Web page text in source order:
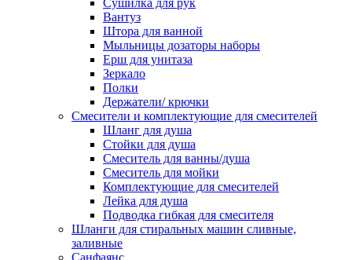
Сушилка для рук
Вантуз
Штора для ванной
Мыльницы дозаторы наборы
Ерш для унитаза
Зеркало
Полки
Держатели/ крючки
Смесители и комплектующие для смесителей
Шланг для душа
Стойки для душа
Смеситель для ванны/душа
Смеситель для мойки
Комплектующие для смесителей
Лейка для душа
Подводка гибкая для смесителя
Шланги для стиральных машин сливные,
заливные
Санфаянс